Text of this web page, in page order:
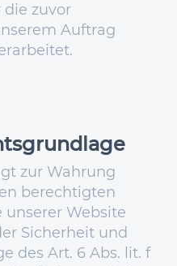
die zuvor
Auftrag
zur Wahrung
berechtigten
unserer Website
Sicherheit und
des Art. 6 Abs. lit. f